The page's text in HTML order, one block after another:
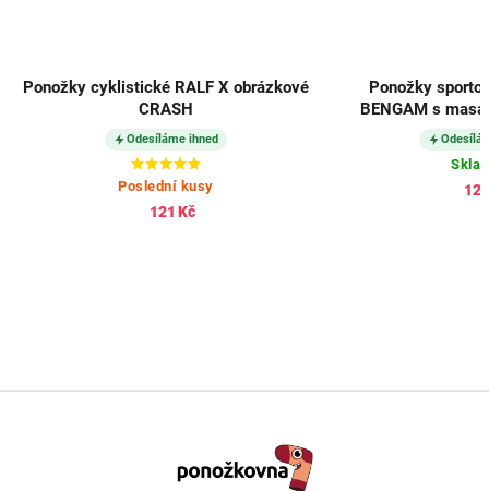
Ponožky cyklistické RALF X obrázkové
CRASH
Odesíláme ihned
Poslední kusy
121 Kč
Ponožky
BENGAM s